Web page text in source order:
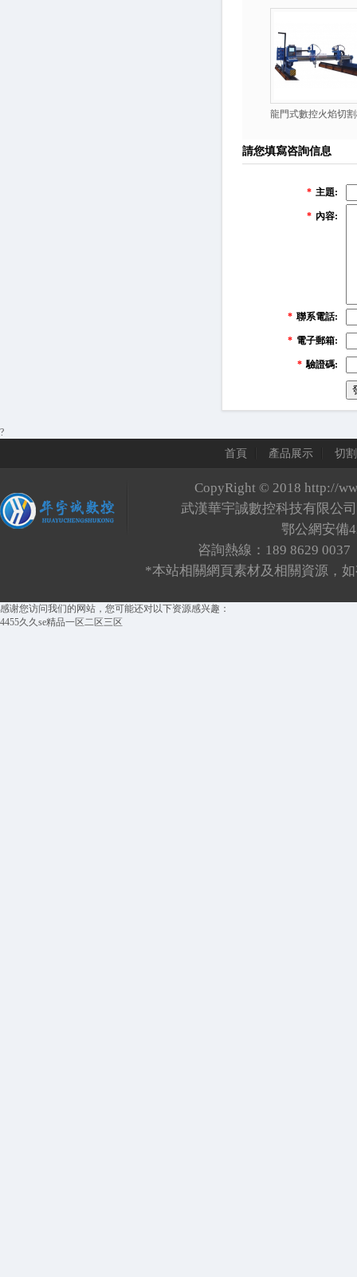
龍門式數控火焰切
請您填寫咨詢信息
* 主題:
* 內容:
* 聯系電話:
* 電子郵箱:
* 驗證碼:
?
首頁 產品展示 切
CopyRight © 2018 http://
武漢華宇誠數控科技有限公
鄂公網安備
咨詢熱線：189 8629
*本站相關網頁素材及相關資源，
感谢您访问我们的网站，您可能还对以下资源感兴趣：
4455久久se精品一区二区三区